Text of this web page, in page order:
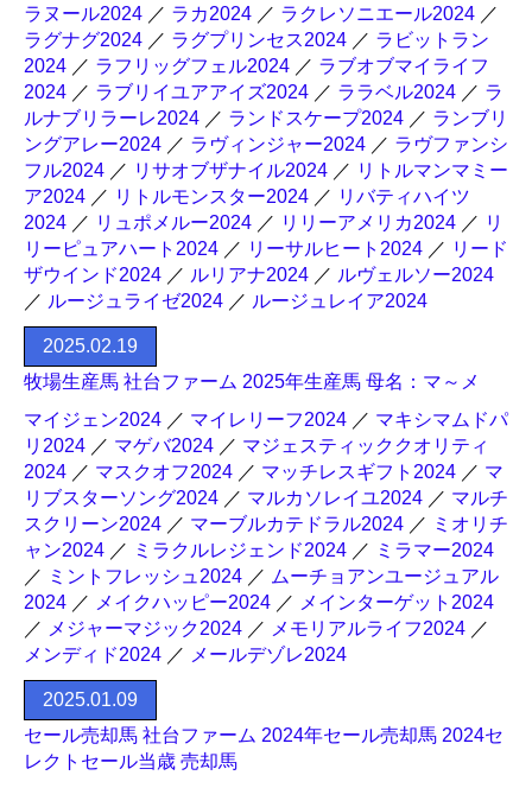
ラヌール2024 ／ ラカ2024 ／ ラクレソニエール2024 ／
ラグナグ2024 ／ ラグプリンセス2024 ／ ラビットラン
2024 ／ ラフリッグフェル2024 ／ ラブオブマイライフ
2024 ／ ラブリイユアアイズ2024 ／ ララベル2024 ／ ラ
ルナブリラーレ2024 ／ ランドスケープ2024 ／ ランブリ
ングアレー2024 ／ ラヴィンジャー2024 ／ ラヴファンシ
フル2024 ／ リサオブザナイル2024 ／ リトルマンマミー
ア2024 ／ リトルモンスター2024 ／ リバティハイツ
2024 ／ リュポメルー2024 ／ リリーアメリカ2024 ／ リ
リーピュアハート2024 ／ リーサルヒート2024 ／ リード
ザウインド2024 ／ ルリアナ2024 ／ ルヴェルソー2024
／ ルージュライゼ2024 ／ ルージュレイア2024
2025.02.19
牧場生産馬 社台ファーム 2025年生産馬 母名：マ～メ
マイジェン2024 ／ マイレリーフ2024 ／ マキシマムドパ
リ2024 ／ マゲバ2024 ／ マジェスティッククオリティ
2024 ／ マスクオフ2024 ／ マッチレスギフト2024 ／ マ
リブスターソング2024 ／ マルカソレイユ2024 ／ マルチ
スクリーン2024 ／ マーブルカテドラル2024 ／ ミオリチ
ャン2024 ／ ミラクルレジェンド2024 ／ ミラマー2024
／ ミントフレッシュ2024 ／ ムーチョアンユージュアル
2024 ／ メイクハッピー2024 ／ メインターゲット2024
／ メジャーマジック2024 ／ メモリアルライフ2024 ／
メンディド2024 ／ メールデゾレ2024
2025.01.09
セール売却馬 社台ファーム 2024年セール売却馬 2024セ
レクトセール当歳 売却馬